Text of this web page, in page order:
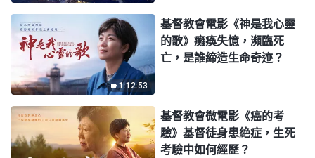
1:12:53
基督教會電影《神是我心靈
的歌》癱痪失憶，瀕臨死
亡，是誰締造生命奇迹？
基督教會微電影《癌的考
驗》基督徒身患絶症，生死
考驗中如何經歷？